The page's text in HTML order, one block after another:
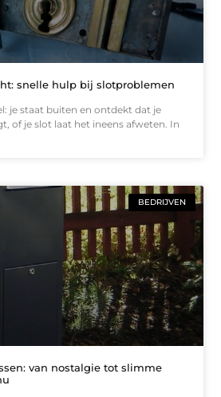
snelle hulp bij slotproblemen
je staat buiten en ontdekt dat je
of je slot laat het ineens afweten. In
BEDRIJVEN
van nostalgie tot slimme